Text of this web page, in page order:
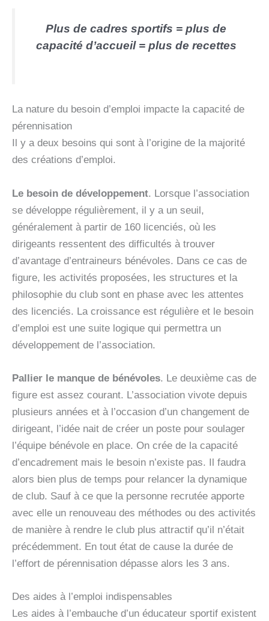
Plus de cadres sportifs = plus de
capacité d’accueil = plus de recettes
La nature du besoin d’emploi impacte la capacité de
pérennisation
Il y a deux besoins qui sont à l’origine de la majorité
des créations d’emploi.
Le besoin de développement. Lorsque l’association
se développe régulièrement, il y a un seuil,
généralement à partir de 160 licenciés, où les
dirigeants ressentent des difficultés à trouver
d’avantage d’entraineurs bénévoles. Dans ce cas de
figure, les activités proposées, les structures et la
philosophie du club sont en phase avec les attentes
des licenciés. La croissance est régulière et le besoin
d’emploi est une suite logique qui permettra un
développement de l’association.
Pallier le manque de bénévoles. Le deuxième cas de
figure est assez courant. L’association vivote depuis
plusieurs années et à l’occasion d’un changement de
dirigeant, l’idée nait de créer un poste pour soulager
l’équipe bénévole en place. On crée de la capacité
d’encadrement mais le besoin n’existe pas. Il faudra
alors bien plus de temps pour relancer la dynamique
de club. Sauf à ce que la personne recrutée apporte
avec elle un renouveau des méthodes ou des activités
de manière à rendre le club plus attractif qu’il n’était
précédemment. En tout état de cause la durée de
l’effort de pérennisation dépasse alors les 3 ans.
Des aides à l’emploi indispensables
Les aides à l’embauche d’un éducateur sportif existent